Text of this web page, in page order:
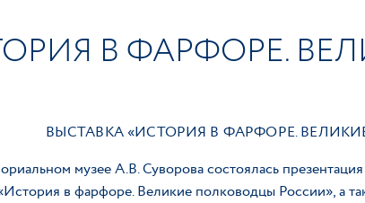
В ФАРФОРЕ.
ВЫСТАВКА «ИСТОРИЯ В ФАРФОРЕ.
музее А.В. Суворова состоялась
в фарфоре. Великие полководцы России», а